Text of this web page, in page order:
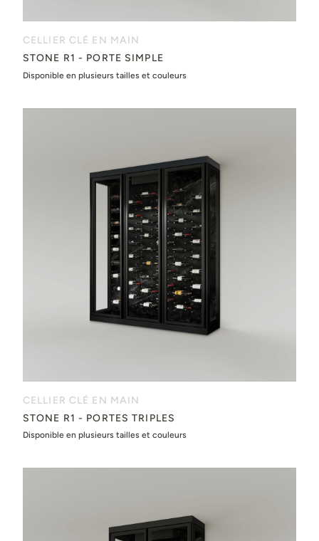
CELLIER CLÉ EN MAIN
STONE R1 - PORTE SIMPLE
Disponible en plusieurs tailles et couleurs
CELLIER CLÉ EN MAIN
STONE R1 - PORTES TRIPLES
Disponible en plusieurs tailles et couleurs